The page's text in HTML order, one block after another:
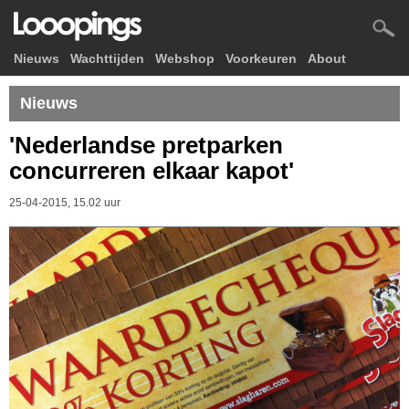
Nieuws Wachttijden Webshop Voorkeuren About
Nieuws
'Nederlandse pretparken
concurreren elkaar kapot'
25-04-2015, 15.02 uur